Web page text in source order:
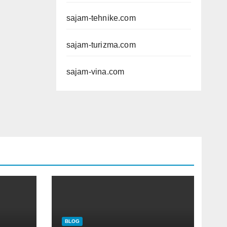
sajam-tehnike.com
sajam-turizma.com
sajam-vina.com
BLOG